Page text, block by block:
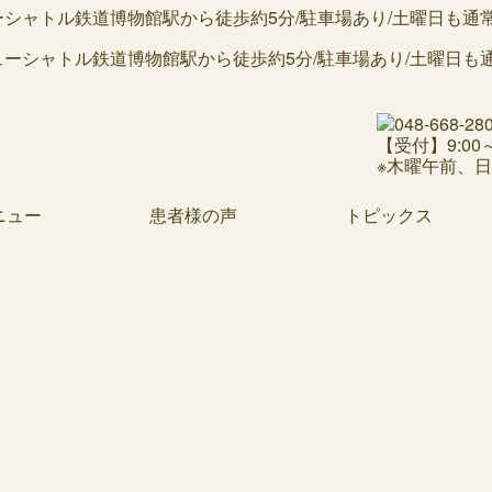
ャトル鉄道博物館駅から徒歩約5分/駐車場あり/土曜日も通
【受付】
※木曜午前、
ュー
患者様の声 トピックス